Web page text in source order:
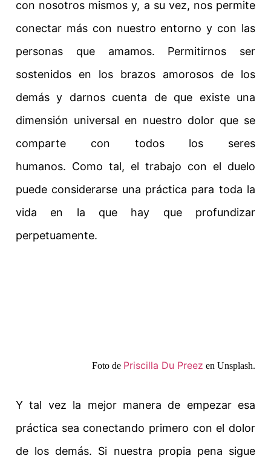
con nosotros mismos y, a su vez, nos permite
conectar más con nuestro entorno y con las
personas que amamos. Permitirnos ser
sostenidos en los brazos amorosos de los
demás y darnos cuenta de que existe una
dimensión universal en nuestro dolor que se
comparte con todos los seres
humanos. Como tal, el trabajo con el duelo
puede considerarse una práctica para toda la
vida en la que hay que profundizar
perpetuamente.
Foto de Priscilla Du Preez en Unsplash.
Y tal vez la mejor manera de empezar esa
práctica sea conectando primero con el dolor
de los demás. Si nuestra propia pena sigue